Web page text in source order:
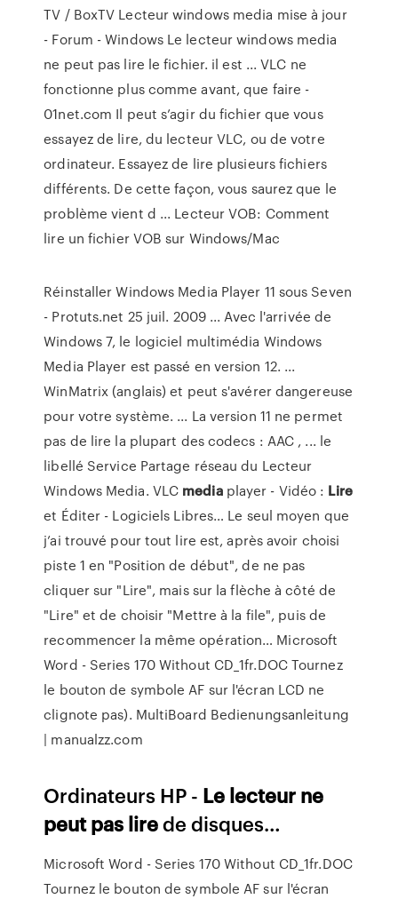
TV / BoxTV Lecteur windows media mise à jour
- Forum - Windows Le lecteur windows media
ne peut pas lire le fichier. il est ... VLC ne
fonctionne plus comme avant, que faire -
01net.com Il peut s’agir du fichier que vous
essayez de lire, du lecteur VLC, ou de votre
ordinateur. Essayez de lire plusieurs fichiers
différents. De cette façon, vous saurez que le
problème vient d ... Lecteur VOB: Comment
lire un fichier VOB sur Windows/Mac
Réinstaller Windows Media Player 11 sous Seven
- Protuts.net 25 juil. 2009 ... Avec l'arrivée de
Windows 7, le logiciel multimédia Windows
Media Player est passé en version 12. ...
WinMatrix (anglais) et peut s'avérer dangereuse
pour votre système. ... La version 11 ne permet
pas de lire la plupart des codecs : AAC , ... le
libellé Service Partage réseau du Lecteur
Windows Media. VLC mediaplayer - Vidéo : Lire
et Éditer - Logiciels Libres… Le seul moyen que
j’ai trouvé pour tout lire est, après avoir choisi
piste 1 en "Position de début", de ne pas
cliquer sur "Lire", mais sur la flèche à côté de
"Lire" et de choisir "Mettre à la file", puis de
recommencer la même opération… Microsoft
Word - Series 170 Without CD_1fr.DOCTournez
le bouton de symbole AF sur l'écran LCD ne
clignote pas). MultiBoard Bedienungsanleitung
| manualzz.com
Ordinateurs HP - Le lecteur ne
peutpas lirede disques…
Microsoft Word - Series 170 Without CD_1fr.DOC
Tournez le bouton de symbole AF sur l'écran